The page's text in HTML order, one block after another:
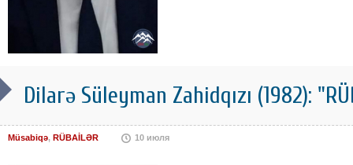
Dilarə Süleyman Zahidqızı (1982):
Müsabiqə, RÜBAİLƏR 10 июля